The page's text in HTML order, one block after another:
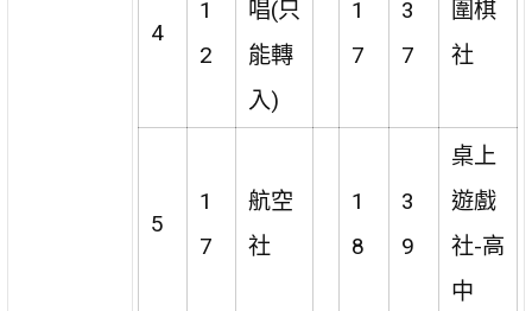
4
1
2
唱(只
能轉
入)
1
7
3
7
圍棋
社
5
1
7
航空
社
1
8
3
9
桌上
遊戲
社-高
中